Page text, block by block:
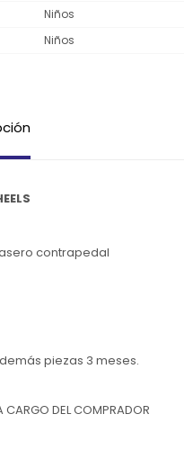
Niños
Niños
contrapedal
piezas 3 meses.
DEL COMPRADOR